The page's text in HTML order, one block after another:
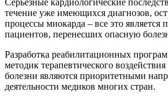
Серьезные кардиологические
течение уже имеющихся диагнозов,
процессы миокарда – все это является
пациентов, перенесших опасную
Разработка реабилитационных
методик терапевтического воздействия
болезни являются приоритетными
деятельности медиков многих стран.